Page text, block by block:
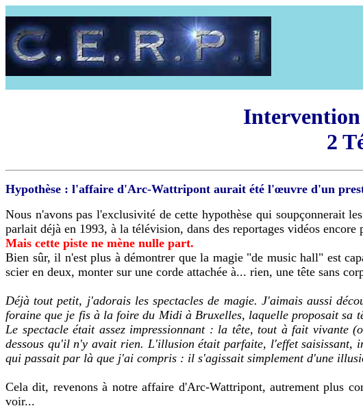
2
Hypothèse : l'affaire d'Arc-Wattripont aurait été l'œuvre d'un
Nous n'avons pas l'exclusivité de cette hypothèse qui soupçonnerait
parlait déjà en 1993, à la télévision, dans des reportages vidéos
Mais cette piste ne mène nulle part.
Bien sûr, il n'est plus à démontrer que la magie "de music hall" est
scier en deux, monter sur une corde attachée à... rien, une tête sans
Déjà tout petit, j'adorais les spectacles de magie. J'aimais aussi
foraine que je fis à la foire du Midi à Bruxelles, laquelle proposait sa
Le spectacle était assez impressionnant : la tête, tout à fait vivante
dessous qu'il n'y avait rien. L'illusion était parfaite, l'effet
qui passait par là que j'ai compris : il s'agissait simplement d'une
Cela dit, revenons à notre affaire d'Arc-Wattripont, autrement plus
voir...